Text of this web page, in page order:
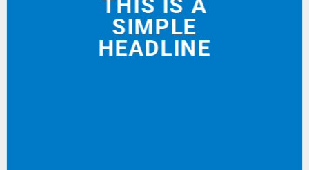
THIS IS A
SIMPLE
HEADLINE